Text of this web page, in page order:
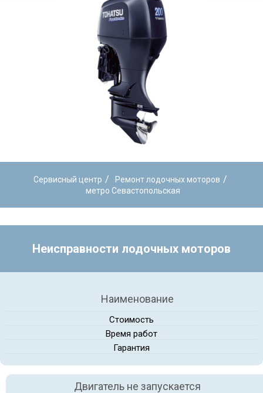
Сервисный центр / Ремонт лодочных моторов /
метро Севастопольская
Неисправности лодочных моторов
Наименование
Стоимость
Время работ
Гарантия
Двигатель не запускается